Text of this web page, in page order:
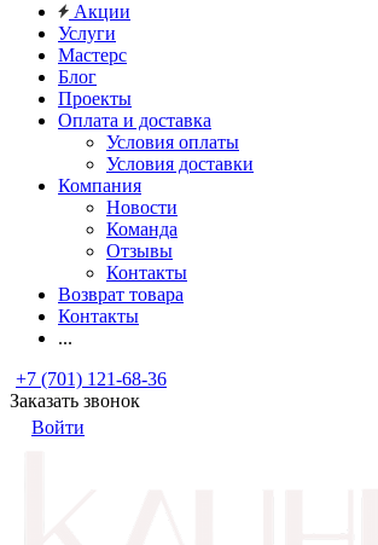
Акции
Услуги
Мастерс
Блог
Проекты
Оплата и доставка
Условия оплаты
Условия доставки
Компания
Новости
Команда
Отзывы
Контакты
Возврат товара
Контакты
...
+7 (701) 121-68-36
Заказать звонок
Войти